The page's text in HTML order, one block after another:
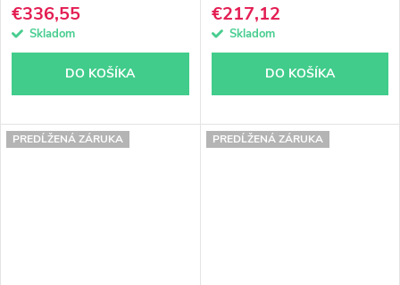
€336,55
Skladom
DO KOŠÍKA
€217,12
Skladom
DO KOŠÍKA
PREDĹŽENÁ ZÁRUKA PREDĹŽENÁ ZÁRUKA